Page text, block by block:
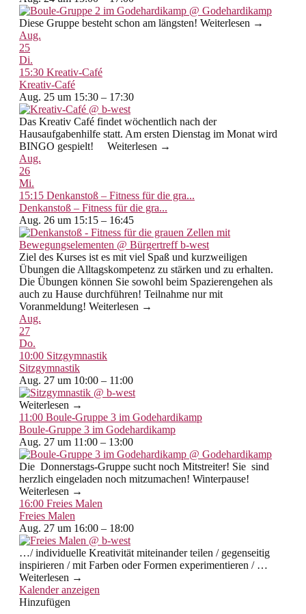
Diese Gruppe besteht schon am längsten! Weiterlesen →
Aug.
25
Di.
15:30 Kreativ-Café
Kreativ-Café
Aug. 25 um 15:30 – 17:30
Das Kreativ Café findet wöchentlich nach der
Hausaufgabenhilfe statt. Am ersten Dienstag im Monat wird
BINGO gespielt! Weiterlesen →
Aug.
26
Mi.
15:15 Denkanstoß – Fitness für die gra...
Denkanstoß – Fitness für die gra...
Aug. 26 um 15:15 – 16:45
Ziel des Kurses ist es mit viel Spaß und kurzweiligen
Übungen die Alltagskompetenz zu stärken und zu erhalten.
Die Übungen können Sie sowohl beim Spazierengehen als
auch zu Hause durchführen! Teilnahme nur mit
Voranmeldung! Weiterlesen →
Aug.
27
Do.
10:00 Sitzgymnastik
Sitzgymnastik
Aug. 27 um 10:00 – 11:00
Weiterlesen →
11:00 Boule-Gruppe 3 im Godehardikamp
Boule-Gruppe 3 im Godehardikamp
Aug. 27 um 11:00 – 13:00
Die Donnerstags-Gruppe sucht noch Mitstreiter! Sie sind
herzlich eingeladen noch mitzumachen! Winterpause!
Weiterlesen →
16:00 Freies Malen
Freies Malen
Aug. 27 um 16:00 – 18:00
…/ individuelle Kreativität miteinander teilen / gegenseitig
inspirieren / mit Farben oder Formen experimentieren / …
Weiterlesen →
Kalender anzeigen
Hinzufügen